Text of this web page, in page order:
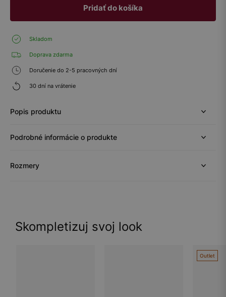
Pridať do košíka
Skladom
Doprava zdarma
Doručenie do 2-5 pracovných dní
30 dní na vrátenie
Popis produktu
Podrobné informácie o produkte
Rozmery
Skompletizuj svoj look
Outlet